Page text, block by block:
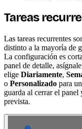
Tareas
Las tareas recurrentes
distinto a la mayoría de
La configuración es
panel de detalle,
elige Diariamente,
o Personalizado para
guarda al cerrar el panel
prevista.